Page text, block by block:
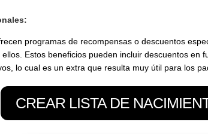
programas de recompensas o descuentos
ellos. Estos beneficios pueden incluir descuentos en
lo cual es un extra que resulta muy útil para los
CREAR LISTA DE